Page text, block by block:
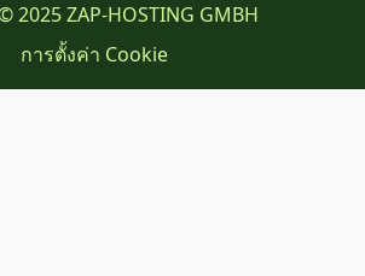
2025 ZAP-HOSTING GMBH
การตั้งค่า Cookie